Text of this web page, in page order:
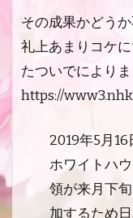
その成果かどう
礼上あまりコケ
たついでにより
https://
2019年5月
ホワイトハ
領が来月下
加するため